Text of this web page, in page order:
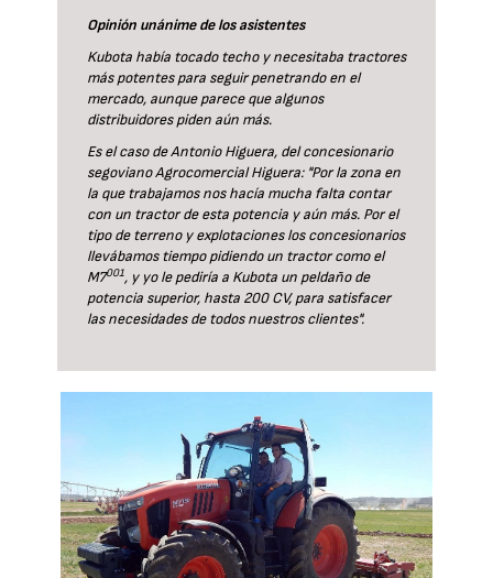
Opinión unánime de los asistentes
Kubota había tocado techo y necesitaba tractores
más potentes para seguir penetrando en el
mercado, aunque parece que algunos
distribuidores piden aún más.
Es el caso de Antonio Higuera, del concesionario
segoviano Agrocomercial Higuera: "Por la zona en
la que trabajamos nos hacía mucha falta contar
con un tractor de esta potencia y aún más. Por el
tipo de terreno y explotaciones los concesionarios
llevábamos tiempo pidiendo un tractor como el
M7001, y yo le pediría a Kubota un peldaño de
potencia superior, hasta 200 CV, para satisfacer
las necesidades de todos nuestros clientes".